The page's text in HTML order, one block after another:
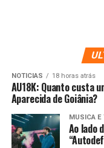
NOTICIAS 18 horas atrás
AU18K: Quanto custa
Aparecida de Goiânia?
MUSICA E
Ao lado